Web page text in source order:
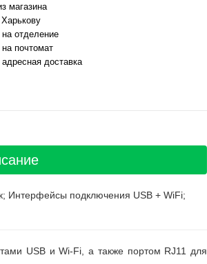
магазина
отделение
почтомат
доставка
Интерфейсы подключения USB + WiFi;
USB и Wi-Fi, а также портом RJ11 для